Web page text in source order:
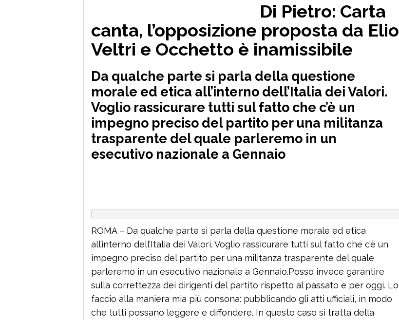
Di Pietro: Carta
canta, l’opposizione proposta da Elio
Veltri e Occhetto è inamissibile
Da qualche parte si parla della questione
morale ed etica all’interno dell’Italia dei Valori.
Voglio rassicurare tutti sul fatto che c’è un
impegno preciso del partito per una militanza
trasparente del quale parleremo in un
esecutivo nazionale a Gennaio
ROMA – Da qualche parte si parla della questione morale ed etica
all’interno dell’Italia dei Valori. Voglio rassicurare tutti sul fatto che c’è un
impegno preciso del partito per una militanza trasparente del quale
parleremo in un esecutivo nazionale a Gennaio.Posso invece garantire
sulla correttezza dei dirigenti del partito rispetto al passato e per oggi. Lo
faccio alla maniera mia più consona: pubblicando gli atti ufficiali, in modo
che tutti possano leggere e diffondere. In questo caso si tratta della